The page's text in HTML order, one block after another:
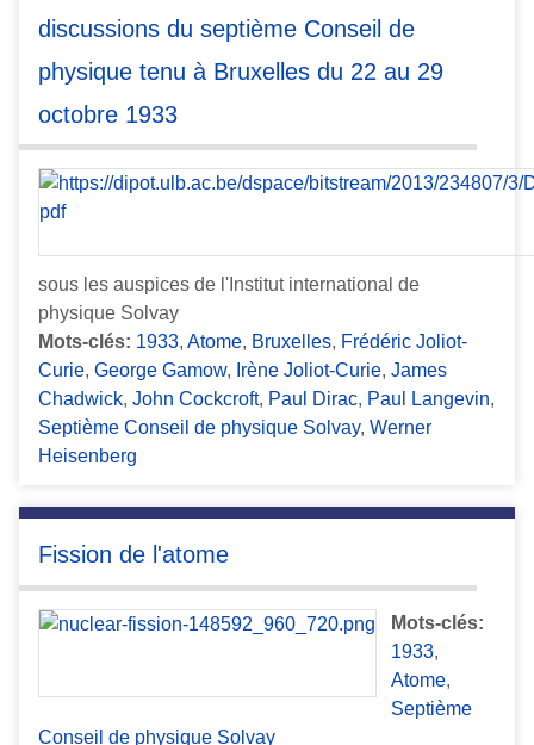
discussions du septième Conseil de
physique tenu à Bruxelles du 22 au 29
octobre 1933
sous les auspices de l'Institut international de
physique Solvay
Mots-clés: 1933, Atome, Bruxelles, Frédéric Joliot-
Curie, George Gamow, Irène Joliot-Curie, James
Chadwick, John Cockcroft, Paul Dirac, Paul Langevin,
Septième Conseil de physique Solvay, Werner
Heisenberg
Fission de l'atome
Mots-clés:
1933,
Atome,
Septième
Conseil de physique Solvay